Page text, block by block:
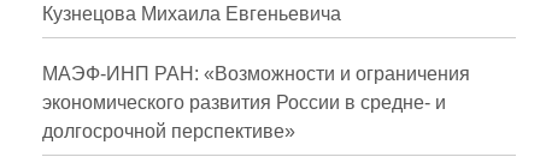
Кузнецова Михаила Евгеньевича
МАЭФ-ИНП РАН: «Возможности и ограничения
экономического развития России в средне- и
долгосрочной перспективе»